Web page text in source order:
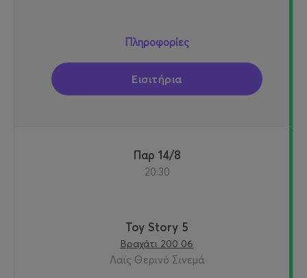
Πληροφορίες
Εισιτήρια
Παρ 14/8
20:30
Toy Story 5
Βραχάτι 200 06
Λαϊς Θερινό Σινεμά